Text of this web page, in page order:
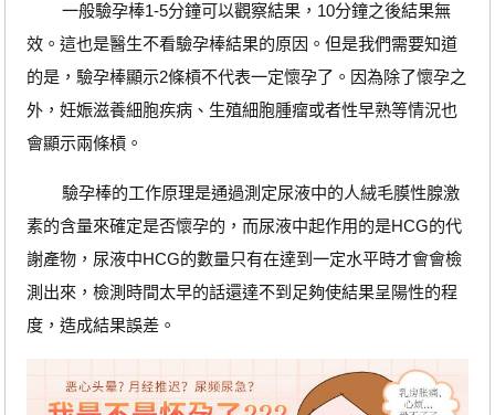
一般驗孕棒1-5分鐘可以觀察結果，10分鐘之後結果無
效。這也是醫生不看驗孕棒結果的原因。但是我們需要知道
的是，驗孕棒顯示2條槓不代表一定懷孕了。因為除了懷孕之
外，妊娠滋養細胞疾病、生殖細胞腫瘤或者性早熟等情況也
會顯示兩條槓。
驗孕棒的工作原理是通過測定尿液中的人絨毛膜性腺激
素的含量來確定是否懷孕的，而尿液中起作用的是HCG的代
謝產物，尿液中HCG的數量只有在達到一定水平時才會會檢
測出來，檢測時間太早的話還達不到足夠使結果呈陽性的程
度，造成結果誤差。